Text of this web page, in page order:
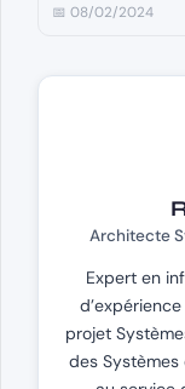
📅 08/02/2024
Architecte
Expert en
projet
des Systèmes